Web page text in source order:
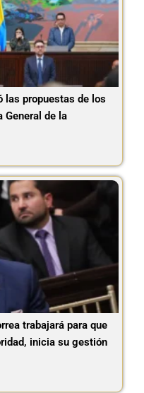
las propuestas de los
General de la
trabajará para que
inicia su gestión